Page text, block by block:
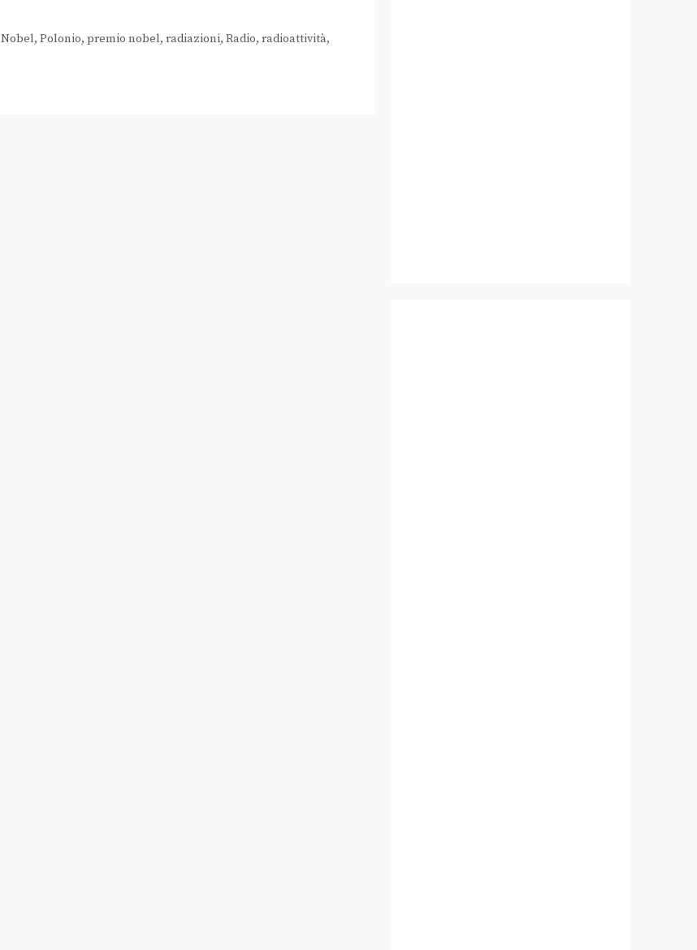
Nobel, Polonio, premio nobel, radiazioni, Radio, radioattività,